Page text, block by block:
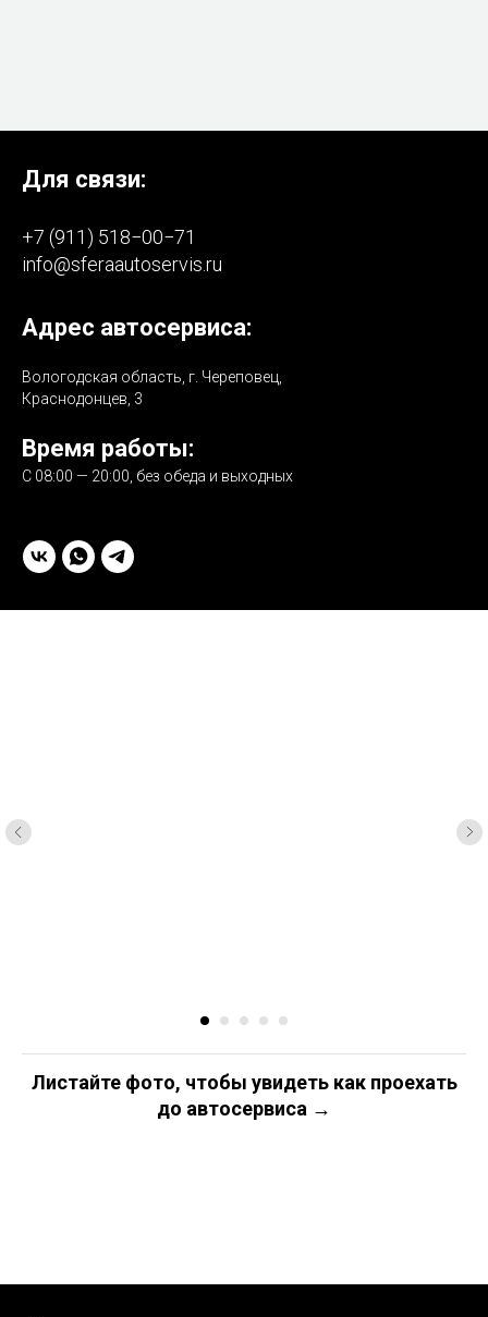
Для связи:
+7 (911) 518−00−71
info@sferaautoservis.ru
Адрес автосервиса:
Вологодская область, г. Череповец,
Краснодонцев, 3
Время работы:
С 08:00 — 20:00, без обеда и выходных
Листайте фото, чтобы увидеть как проехать
до автосервиса →